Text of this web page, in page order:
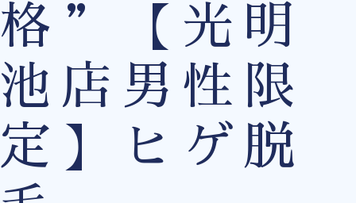
格”【光明
池店男性限
定】ヒゲ脱